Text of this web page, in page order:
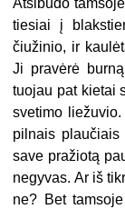
Atsibudo
tiesiai į
čiužinio, ir
Ji pravėrė
tuojau pat kietai
svetimo
pilnais
save pražiotą
negyvas. Ar iš
ne? Bet